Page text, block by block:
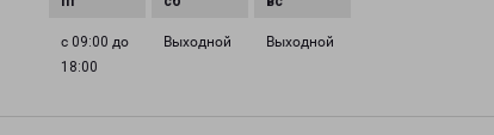
с 09:00 до
18:00
Выходной Выходной